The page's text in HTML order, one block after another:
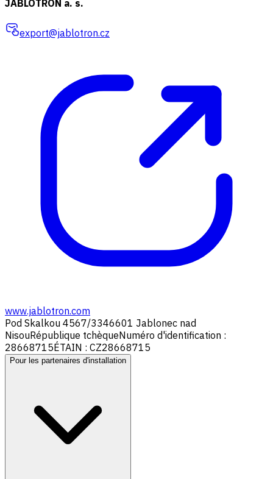
JABLOTRON a. s.
export@jablotron.cz
www.jablotron.com
Pod Skalkou 4567/3346601 Jablonec nad
NisouRépublique tchèqueNuméro d'identification :
28668715ÉTAIN : CZ28668715
Pour les partenaires d'installation